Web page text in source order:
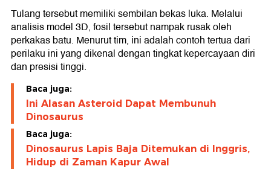
Tulang tersebut memiliki sembilan bekas luka. Melalui
analisis model 3D, fosil tersebut nampak rusak oleh
perkakas batu. Menurut tim, ini adalah contoh tertua dari
perilaku ini yang dikenal dengan tingkat kepercayaan diri
dan presisi tinggi.
Baca juga:
Ini Alasan Asteroid Dapat Membunuh
Dinosaurus
Baca juga:
Dinosaurus Lapis Baja Ditemukan di Inggris,
Hidup di Zaman Kapur Awal